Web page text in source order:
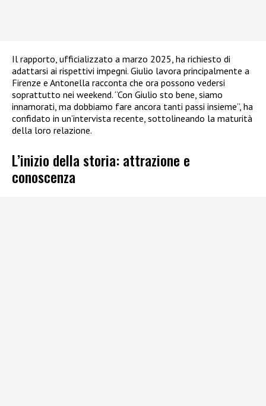
Il rapporto, ufficializzato a marzo 2025, ha richiesto di
adattarsi ai rispettivi impegni. Giulio lavora principalmente a
Firenze e Antonella racconta che ora possono vedersi
soprattutto nei weekend. “Con Giulio sto bene, siamo
innamorati, ma dobbiamo fare ancora tanti passi insieme”, ha
confidato in un’intervista recente, sottolineando la maturità
della loro relazione.
L’inizio della storia: attrazione e
conoscenza